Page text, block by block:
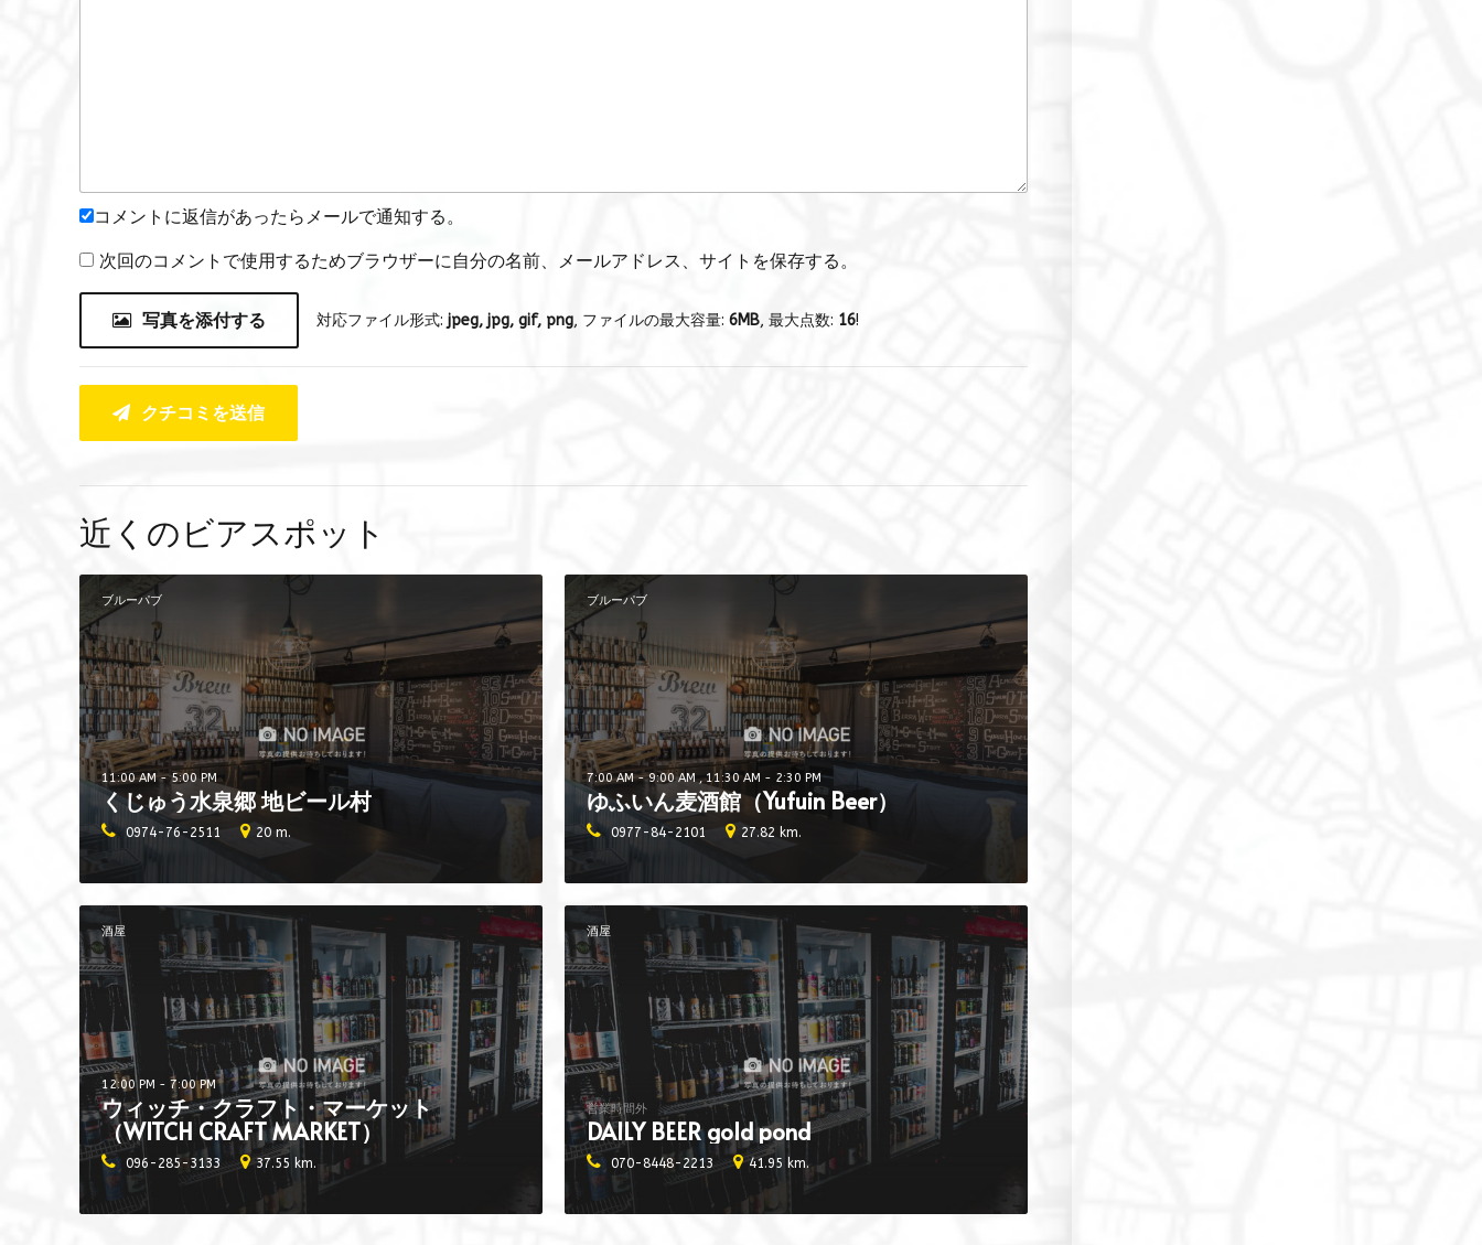
コメントに返信があったらメールで通知する。
次回のコメントで使用するためブラウザーに自分の名前、メールアドレス、サイトを保存する。
写真を添付する 対応ファイル形式: jpeg, jpg, gif, png, ファイルの最大容量: 6MB, 最大点数: 16!
クチコミを送信
近くのビアスポット
ブルーパブ
くじゅう水泉郷 地ビール村
11:00 AM - 5:00 PM
0974-76-2511 20 m.
ブルーパブ
ゆふいん麦酒館（Yufuin Beer）
7:00 AM - 9:00 AM , 11:30 AM - 2:30 PM
0977-84-2101 27.82 km.
酒屋
ウィッチ・クラフト・マーケット
（WITCH CRAFT MARKET）
12:00 PM - 7:00 PM
096-285-3133 37.55 km.
酒屋
DAILY BEER gold pond
営業時間外
070-8448-2213 41.95 km.